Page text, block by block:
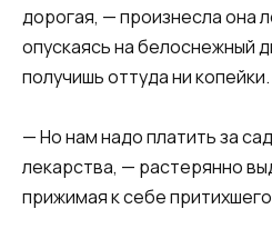
дорогая, — произнесла она
опускаясь на белоснежный
получишь оттуда ни копейки.
— Но нам надо платить за
лекарства, — растерянно
прижимая к себе